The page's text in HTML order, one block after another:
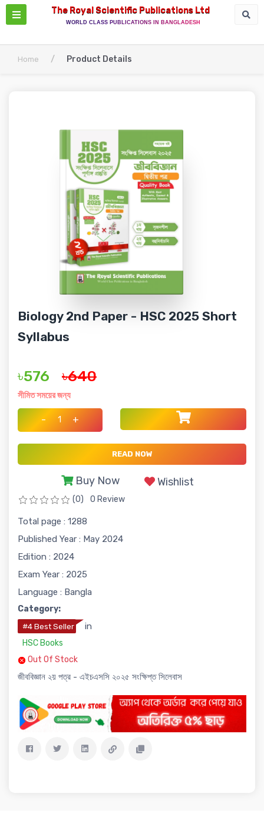
The Royal Scientific Publications Ltd
WORLD CLASS PUBLICATIONS IN BANGLADESH
Home / Product Details
Biology 2nd Paper - HSC 2025 Short
Syllabus
৳576 ৳640
সীমিত সময়ের জন্য
- +
READ NOW
Buy Now Wishlist
(0) 0 Review
Total page : 1288
Published Year : May 2024
Edition : 2024
Exam Year : 2025
Language : Bangla
Category:
#4 Best Seller in
HSC Books
Out Of Stock
জীববিজ্ঞান ২য় পত্র - এইচএসসি ২০২৫ সংক্ষিপ্ত সিলেবাস